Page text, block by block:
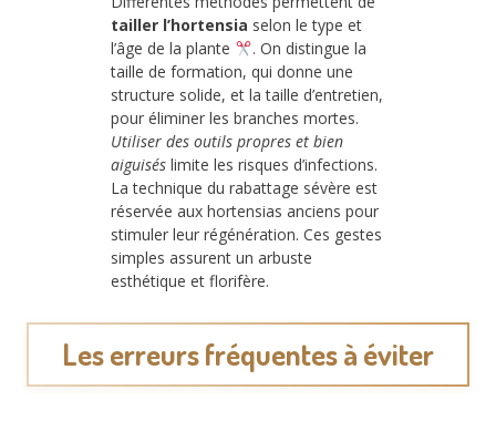
tailler l’hortensia selon le type et
l’âge de la plante
. On distingue la
taille de formation, qui donne une
structure solide, et la taille d’entretien,
pour éliminer les branches mortes.
Utiliser des outils propres et bien
aiguisés limite les risques d’infections.
La technique du rabattage sévère est
réservée aux hortensias anciens pour
stimuler leur régénération. Ces gestes
simples assurent un arbuste
esthétique et florifère.
Les erreurs fréquentes à éviter